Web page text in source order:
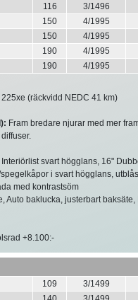
116 3/1496
150 4/1995
150 4/1995
190 4/1995
190 4/1995
225xe (räckvidd NEDC 41 km)
Fram bredare njurar med mer
svart högglans, 16"
i svart högglans,
med kontrastsöm
Auto baklucka, justerbart
+8.100:-
109 3/1499